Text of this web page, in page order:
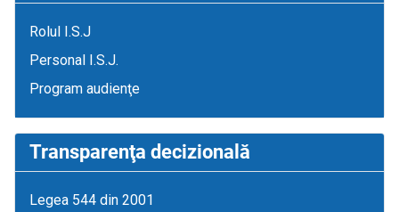
Rolul I.S.J
Personal I.S.J.
Program audienţe
Transparenţa decizională
Legea 544 din 2001